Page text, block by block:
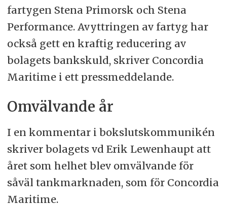
fartygen Stena Primorsk och Stena
Performance. Avyttringen av fartyg har
också gett en kraftig reducering av
bolagets bankskuld, skriver Concordia
Maritime i ett pressmeddelande.
Omvälvande år
I en kommentar i bokslutskommunikén
skriver bolagets vd Erik Lewenhaupt att
året som helhet blev omvälvande för
såväl tankmarknaden, som för Concordia
Maritime.